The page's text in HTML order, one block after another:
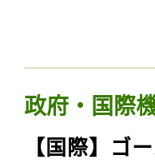
政府・国際
【国際】ゴ